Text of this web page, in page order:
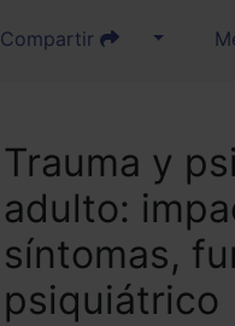
Compartir
Trauma y
adulto:
síntomas,
psiquiátrico